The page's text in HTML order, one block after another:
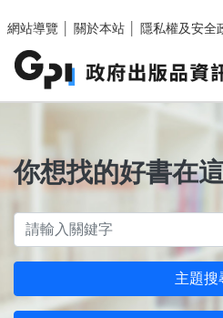
網站導覽
關於本站 隱私權及安全
你想找的好書在這
主題搜